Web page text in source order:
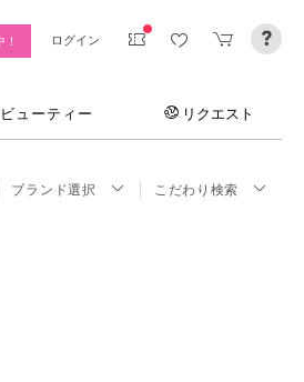
ログイン
ビューティー リクエスト
ブランド選択 こだわり検索